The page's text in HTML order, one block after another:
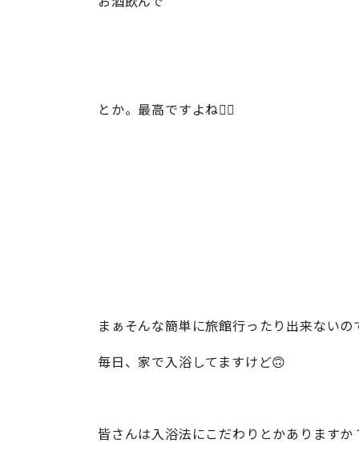
とか。最高ですよね🙋‍♂️
まぁそんな簡単に旅館行ったり出来ないの
毎日、家で入浴してますけど🙃
皆さんは入浴法にこだわりとかありますか